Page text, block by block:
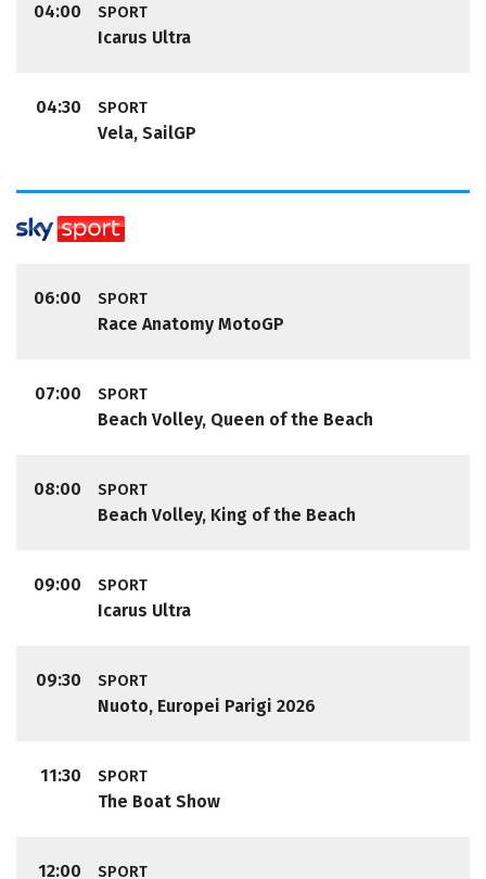
04:00 SPORT
Icarus Ultra
04:30 SPORT
Vela, SailGP
06:00 SPORT
Race Anatomy MotoGP
07:00 SPORT
Beach Volley, Queen of the Beach
08:00 SPORT
Beach Volley, King of the Beach
09:00 SPORT
Icarus Ultra
09:30 SPORT
Nuoto, Europei Parigi 2026
11:30 SPORT
The Boat Show
12:00 SPORT